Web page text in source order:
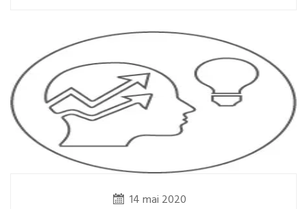
14 mai 2020